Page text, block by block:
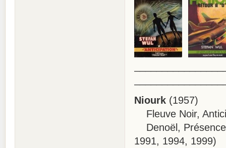
Niourk (1957)
Fleuve Noir,
Denoël, Présence
1991, 1994, 1999)